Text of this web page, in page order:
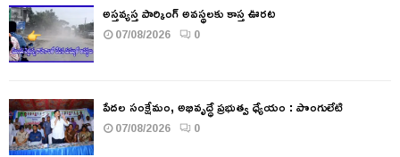
అస్తవ్యస్త పార్కింగ్ అవస్థలకు కాస్త ఊరట
07/08/2026 0
పేదల సంక్షేమం, అభివృద్ధే ప్రభుత్వ ధ్యేయం : పొంగులేటి
07/08/2026 0